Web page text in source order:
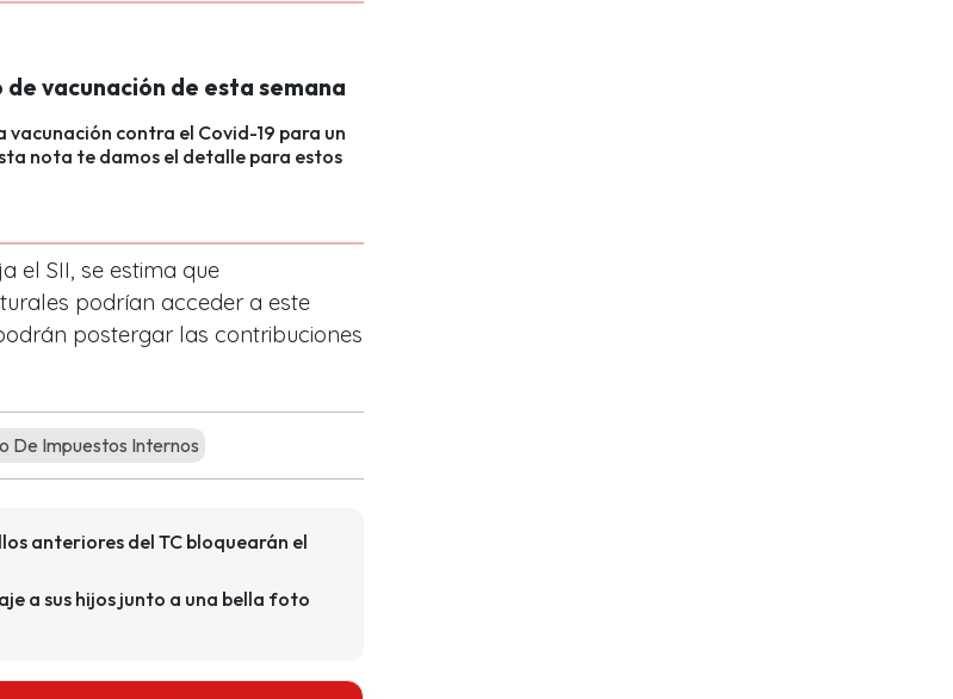
vacunación de esta semana
vacunación contra el Covid-19 para un
nota te damos el detalle para estos
el SII, se estima que
podrían acceder a este
postergar las contribuciones
De Impuestos Internos
anteriores del TC bloquearán el
a sus hijos junto a una bella foto